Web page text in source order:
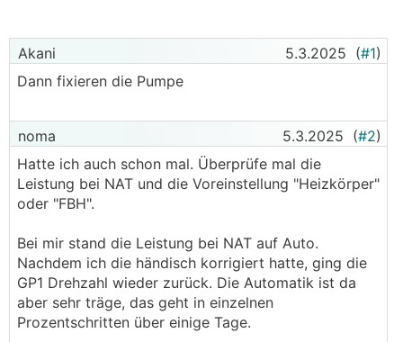
Akani 5.3.2025 (#1)
Dann fixieren die Pumpe
noma 5.3.2025 (#2)
Hatte ich auch schon mal. Überprüfe mal die
Leistung bei NAT und die Voreinstellung "Heizkörper"
oder "FBH".
Bei mir stand die Leistung bei NAT auf Auto.
Nachdem ich die händisch korrigiert hatte, ging die
GP1 Drehzahl wieder zurück. Die Automatik ist da
aber sehr träge, das geht in einzelnen
Prozentschritten über einige Tage.